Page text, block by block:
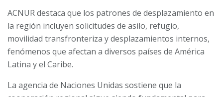
ACNUR destaca que los patrones de desplazamiento en
la región incluyen solicitudes de asilo, refugio,
movilidad transfronteriza y desplazamientos internos,
fenómenos que afectan a diversos países de América
Latina y el Caribe.
La agencia de Naciones Unidas sostiene que la